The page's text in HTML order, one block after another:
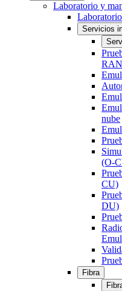
Laboratorio y
Servicios
nube
(O-
CU)
DU)
Fibra